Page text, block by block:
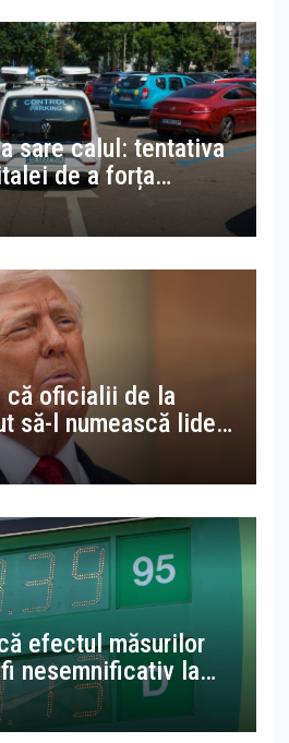
sare calul: tentativa
de a forța
MAI pentru
ilegale
că oficialii de la
să-l numească lider
în locul lui
efectul măsurilor
nesemnificativ la
mai scumpă